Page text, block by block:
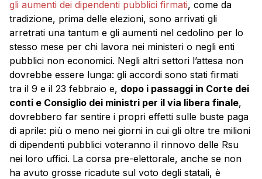
gli aumenti dei dipendenti pubblici firmati, come da
tradizione, prima delle elezioni, sono arrivati gli
arretrati una tantum e gli aumenti nel cedolino per lo
stesso mese per chi lavora nei ministeri o negli enti
pubblici non economici. Negli altri settori l’attesa non
dovrebbe essere lunga: gli accordi sono stati firmati
tra il 9 e il 23 febbraio e, dopo i passaggi in Corte dei
conti e Consiglio dei ministri per il via libera finale,
dovrebbero far sentire i propri effetti sulle buste paga
di aprile: più o meno nei giorni in cui gli oltre tre milioni
di dipendenti pubblici voteranno il rinnovo delle Rsu
nei loro uffici. La corsa pre-elettorale, anche se non
ha avuto grosse ricadute sul voto degli statali, è